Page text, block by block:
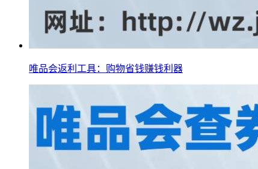
唯品会返利工具：购物省钱赚钱利器